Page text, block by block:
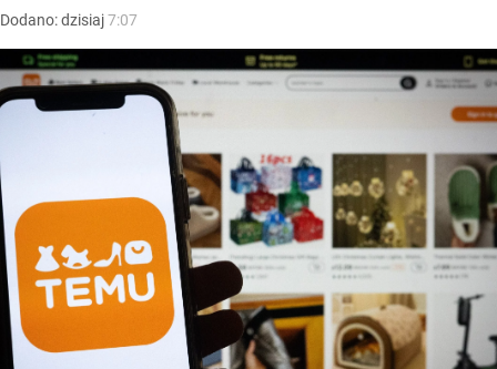
Dodano:dzisiaj7:07